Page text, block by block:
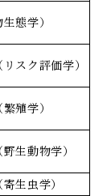
態学）
スク評価学）
殖学）
生動物学）
生虫学）